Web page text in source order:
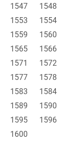
1547
1548
1553
1554
1559
1560
1565
1566
1571
1572
1577
1578
1583
1584
1589
1590
1595
1596
1600